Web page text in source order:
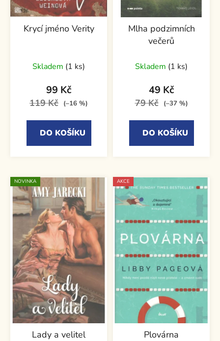
Krycí jméno Verity
Skladem (1 ks)
99 Kč
119 Kč (–16 %)
DO KOŠÍKU
Mlha podzimních
večerů
Skladem (1 ks)
49 Kč
79 Kč (–37 %)
DO KOŠÍKU
NOVINKA
Lady a velitel
AKCE
Plovárna